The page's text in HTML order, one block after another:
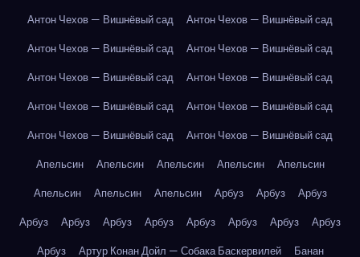
Антон Чехов — Вишнёвый сад
Антон Чехов — Вишнёвый сад
Антон Чехов — Вишнёвый сад
Антон Чехов — Вишнёвый сад
Антон Чехов — Вишнёвый сад
Антон Чехов — Вишнёвый сад
Антон Чехов — Вишнёвый сад
Антон Чехов — Вишнёвый сад
Антон Чехов — Вишнёвый сад
Антон Чехов — Вишнёвый сад
Апельсин
Апельсин Апельсин Апельсин
Апельсин
Апельсин
Апельсин Апельсин Арбуз Арбуз
Арбуз
Арбуз
Арбуз Арбуз Арбуз Арбуз Арбуз Арбуз
Арбуз
Арбуз
Артур Конан Дойл — Собака Баскервилей
Банан